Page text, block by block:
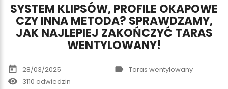
SYSTEM KLIPSÓW, PROFILE OKAPOWE
CZY INNA METODA? SPRAWDZAMY,
JAK NAJLEPIEJ ZAKOŃCZYĆ TARAS
WENTYLOWANY!
today 28/03/2025 label Taras wentylowany
remove_red_eye 3110 odwiedzin